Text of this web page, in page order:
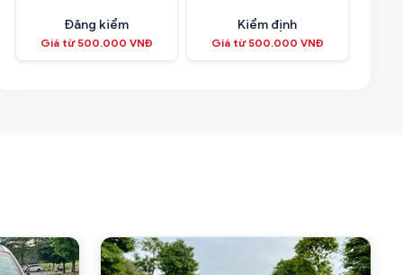
Đăng kiểm
Giá từ 500.000 VNĐ
Kiểm định
Giá từ 500.000 VNĐ